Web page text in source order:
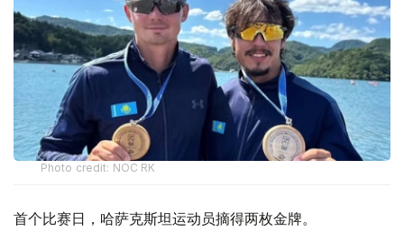
Photo credit: NOC RK
首个比赛日，哈萨克斯坦运动员摘得两枚金牌。